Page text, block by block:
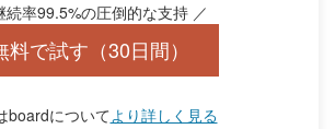
続率99.5%の圧倒的な支持 ／
料で試す（30日間）
boardについてより詳しく見る